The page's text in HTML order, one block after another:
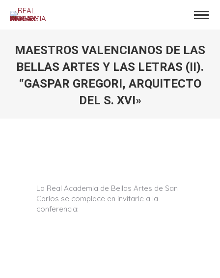
MAESTROS VALENCIANOS DE LAS
BELLAS ARTES Y LAS LETRAS (II).
“GASPAR GREGORI, ARQUITECTO
DEL S. XVI»
La Real Academia de Bellas Artes de San
Carlos se complace en invitarle a la
conferencia: